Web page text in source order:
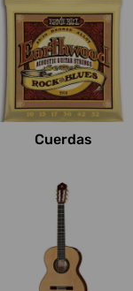
Cuerdas